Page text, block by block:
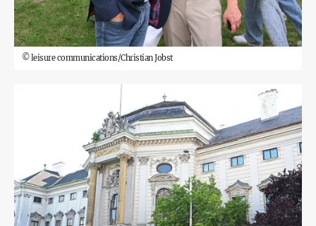
©leisure communications/Christian Jobst